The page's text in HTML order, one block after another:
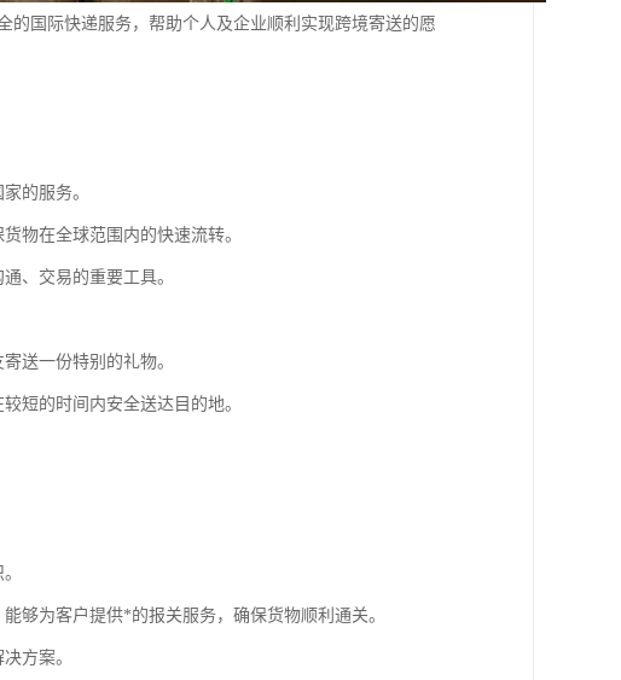
国际快递服务，帮助个人及企业顺利实现跨境寄送的愿
的服务。
物在全球范围内的快速流转。
、交易的重要工具。
送一份特别的礼物。
短的时间内安全送达目的地。
够为客户提供*的报关服务，确保货物顺利通关。
方案。